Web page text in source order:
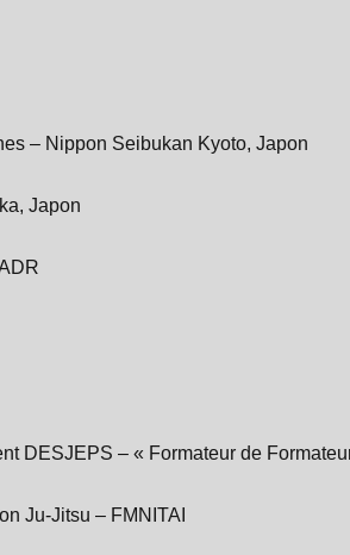
– Nippon Seibukan Kyoto, Japon
Japon
DESJEPS – « Formateur de
Ju-Jitsu – FMNITAI